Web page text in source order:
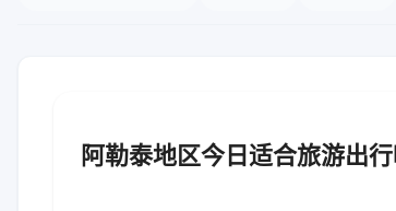
阿勒泰地区今日适合旅游出